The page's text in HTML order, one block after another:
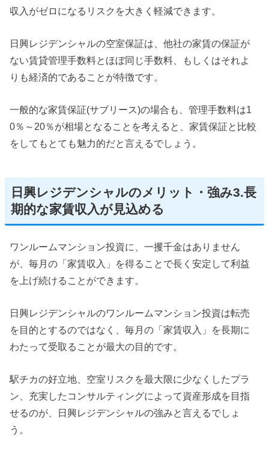
収入がゼロになるリスクを大きく軽減できます。
日興レジデンシャルの空室保証は、他社の家賃の保証が
ない賃貸管理手数料とほぼ同じ手数料、もしくはそれよ
りも経済的であることが特徴です。
一般的な家賃保証(サブリース)の場合も、管理手数料は1
0％～20％が相場となることを考えると、家賃保証と比較
をしてもとても魅力的だと言えるでしょう。
日興レジデンシャルのメリット・強み3.長
期的な家賃収入が見込める
ワンルームマンション投資に、一攫千金はありません
が、毎月の「家賃収入」を得ることで長く安定して利益
を上げ続けることができます。
日興レジデンシャルのワンルームマンション投資は転売
を目的とするのではなく、毎月の「家賃収入」を長期に
わたって受取ることが最大の目的です。
駅チカの好立地、空室リスクを最大限に少なくしたプラ
ン、充実したコンサルティングによって資産形成を目指
せるのが、日興レジデンシャルの強みと言えるでしょ
う。